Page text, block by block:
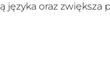
oraz